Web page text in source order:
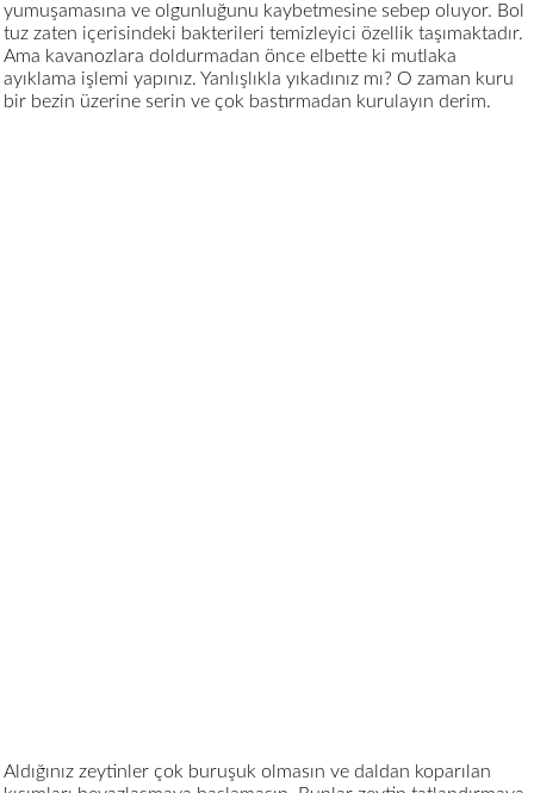
yumuşamasına ve olgunluğunu kaybetmesine sebep oluyor. Bol
tuz zaten içerisindeki bakterileri temizleyici özellik taşımaktadır.
Ama kavanozlara doldurmadan önce elbette ki mutlaka
ayıklama işlemi yapınız. Yanlışlıkla yıkadınız mı? O zaman kuru
bir bezin üzerine serin ve çok bastırmadan kurulayın derim.
Aldığınız zeytinler çok buruşuk olmasın ve daldan koparılan